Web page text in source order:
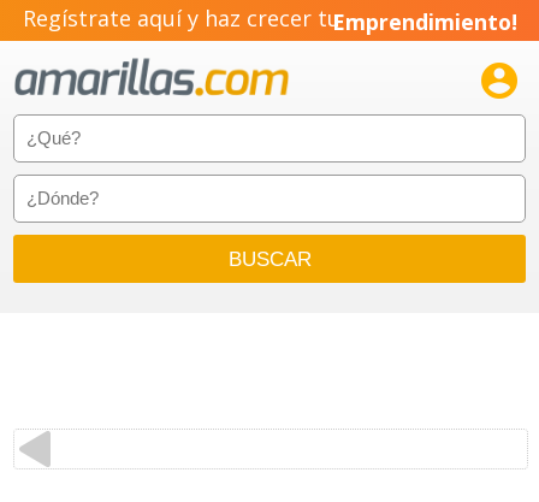
Regístrate aquí y haz crecer tuEmprendimiento!
